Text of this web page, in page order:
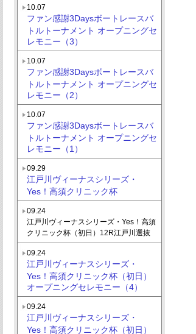
10.07
ファン感謝3Daysボートレースバ
トルトーナメント オープニングセ
レモニー（3）
10.07
ファン感謝3Daysボートレースバ
トルトーナメント オープニングセ
レモニー（2）
10.07
ファン感謝3Daysボートレースバ
トルトーナメント オープニングセ
レモニー（1）
09.29
江戸川ヴィーナスシリーズ・
Yes！高須クリニック杯
09.24
江戸川ヴィーナスシリーズ・Yes！高須
クリニック杯（初日）12R江戸川選抜
09.24
江戸川ヴィーナスシリーズ・
Yes！高須クリニック杯（初日）
オープニングセレモニー（4）
09.24
江戸川ヴィーナスシリーズ・
Yes！高須クリニック杯（初日）